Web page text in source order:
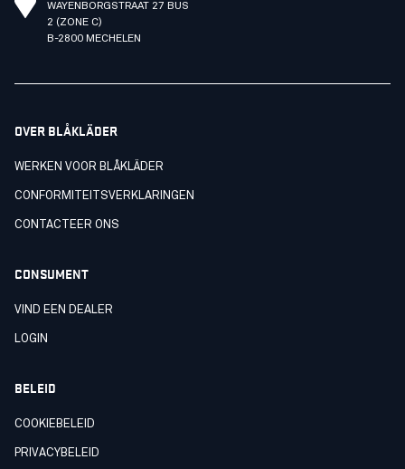
WAYENBORGSTRAAT 27 BUS
2 (ZONE C)
B-2800 MECHELEN
OVER BLÅKLÄDER
WERKEN VOOR BLÅKLÄDER
CONFORMITEITSVERKLARINGEN
CONTACTEER ONS
CONSUMENT
VIND EEN DEALER
LOGIN
BELEID
COOKIEBELEID
PRIVACYBELEID